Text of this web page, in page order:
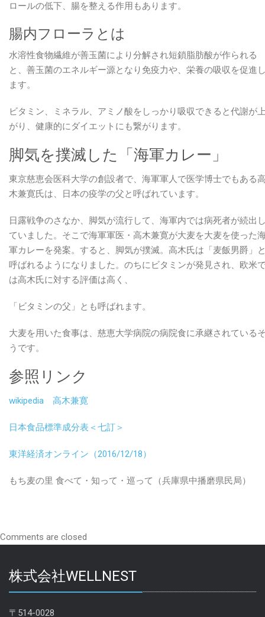
ロールの低下、腸を整える作用もあります。
腸内フローラとは
水溶性食物繊維が善玉菌により分解され短鎖脂肪酸が作られる
と、善玉菌のエネルギー源となり免疫力や、栄養の吸収を促進
ます。
ビタミン、ミネラル、アミノ酸をしっかり吸収できると代謝が
がり、健康的にダイエットにも繋がります。
脚気を撲滅した「海軍カレー」
東京慈恵会医科大学の創設者で、海軍軍人で医学博士でもある
木兼寛氏は、日本の疫学の父と呼ばれています。
日露戦争のさなか、脚気が流行して、海軍内では病死者が続出
ていました。そこで海軍軍医・高木兼寛が大麦を大麦を使った
軍カレーを発案。すると、脚気が撲滅。高木氏は「麦飯男爵」
呼ばれるようになりました。のちにビタミンが発見され、欧米
は高木氏に対する評価は高く、
「ビタミンの父」とも呼ばれます。
大麦を用いた食事は、慈恵大学病院の病院食に承継されている
うです。
参照リンク
wikipedia 高木兼寛
日本食品標準成分表＜七訂＞
東洋経済オンライン（2016/12/18）
もち麦の里 食べて・知って・巡って（兵庫県中播磨県民局）
Comments are closed
株式会社WELLNEST
〒514-0028